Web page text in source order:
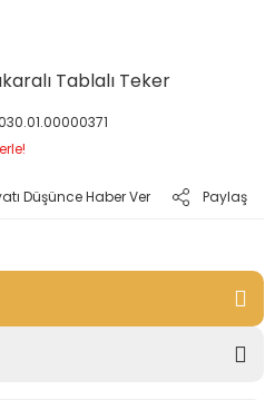
Tablalı Teker
Düşünce Haber Ver Paylaş